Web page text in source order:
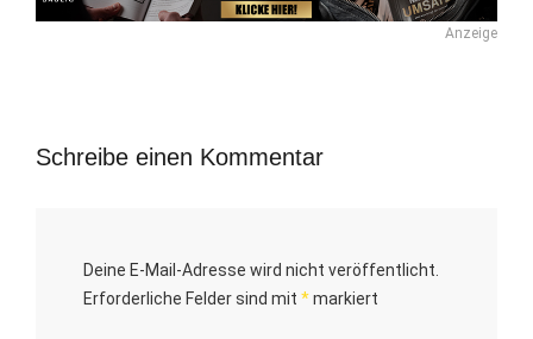
Anzeige
Schreibe einen Kommentar
Deine E-Mail-Adresse wird nicht veröffentlicht.
Erforderliche Felder sind mit *markiert